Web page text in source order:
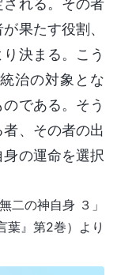
れる。その者
果たす役割、
決まる。こう
治の対象とな
である。そう
、その者の出
の運命を選択
二の神自身 ３」
葉』第2巻）より